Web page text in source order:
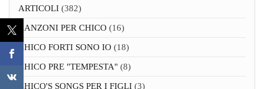
ARTICOLI (382)
CANZONI PER CHICO (16)
CHICO FORTI SONO IO (18)
CHICO PRE "TEMPESTA" (8)
CHICO'S SONGS PER I FIGLI (3)